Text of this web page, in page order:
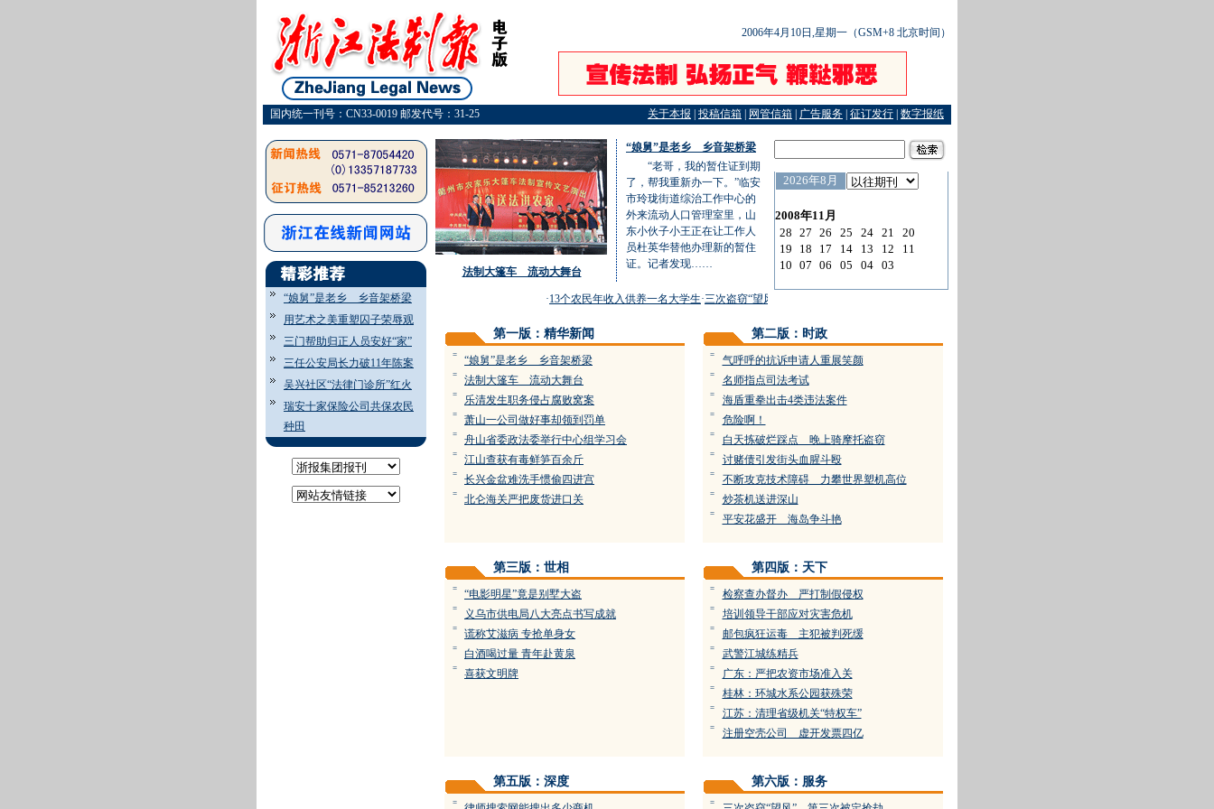
2006年4月10日,星期一（GSM+8 北京时间）
国内统一刊号：CN33-0019 邮发代号：31-25 关于本报 投稿信箱 网管信箱 广告服务 征订发行 数字报纸
“娘舅”是老乡 乡音架桥梁
用艺术之美重塑囚子荣辱观
三门帮助归正人员安好“家”
三任公安局长力破11年陈案
吴兴社区“法律门诊所”红火
瑞安十家保险公司共保农民
种田
法制大篷车 流动大舞台
“娘舅”是老乡 乡音架桥梁
“老哥，我的暂住证到期
了，帮我重新办一下。”临安
市玲珑街道综治工作中心的
外来流动人口管理室里，山
东小伙子小王正在让工作人
员杜英华替他办理新的暂住
证。记者发现……
13个农民年收入供养一名大学生·三次盗窃“望风” 第三次被定抢劫
第一版：精华新闻
= “娘舅”是老乡 乡音架桥梁
= 法制大篷车 流动大舞台
= 乐清发生职务侵占腐败窝案
= 萧山一公司做好事却领到罚单
= 舟山省委政法委举行中心组学习会
= 江山查获有毒鲜笋百余斤
= 长兴金盆难洗手惯偷四进宫
= 北仑海关严把废货进口关
第二版：时政
= 气呼呼的抗诉申请人重展笑颜
= 名师指点司法考试
= 海盾重拳出击4类违法案件
= 危险啊！
= 白天拣破烂踩点 晚上骑摩托盗窃
= 讨赌债引发街头血腥斗殴
= 不断攻克技术障碍 力攀世界塑机高位
= 炒茶机送进深山
= 平安花盛开 海岛争斗艳
第三版：世相
= “电影明星”竟是别墅大盗
= 义乌市供电局八大亮点书写成就
= 谎称艾滋病 专抢单身女
= 白酒喝过量 青年赴黄泉
= 喜获文明牌
第四版：天下
= 检察查办督办 严打制假侵权
= 培训领导干部应对灾害危机
= 邮包疯狂运毒 主犯被判死缓
= 武警江城练精兵
= 广东：严把农资市场准入关
= 桂林：环城水系公园获殊荣
= 江苏：清理省级机关“特权车”
= 注册空壳公司 虚开发票四亿
第五版：深度
=
第六版：服务
=